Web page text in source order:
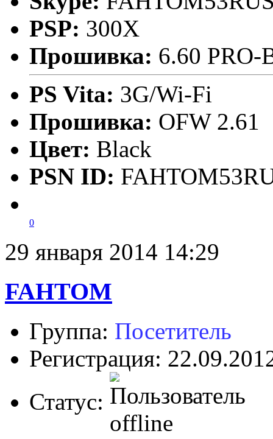
PSP: 300X
Прошивка: 6.60 PRO-
PS Vita: 3G/Wi-Fi
Прошивка: OFW 2.61
Цвет: Black
PSN ID:
0
29 января 2014 14:29
FAHTOM
Группа: Посетитель
Регистрация:
Статус: